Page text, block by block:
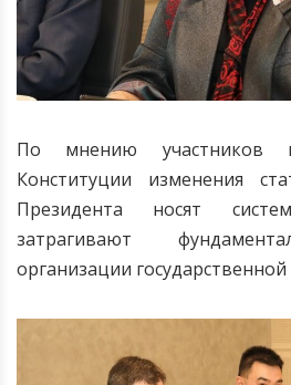
По мнению участников
Конституции изменения
Президента носят
затрагивают
организации государственной